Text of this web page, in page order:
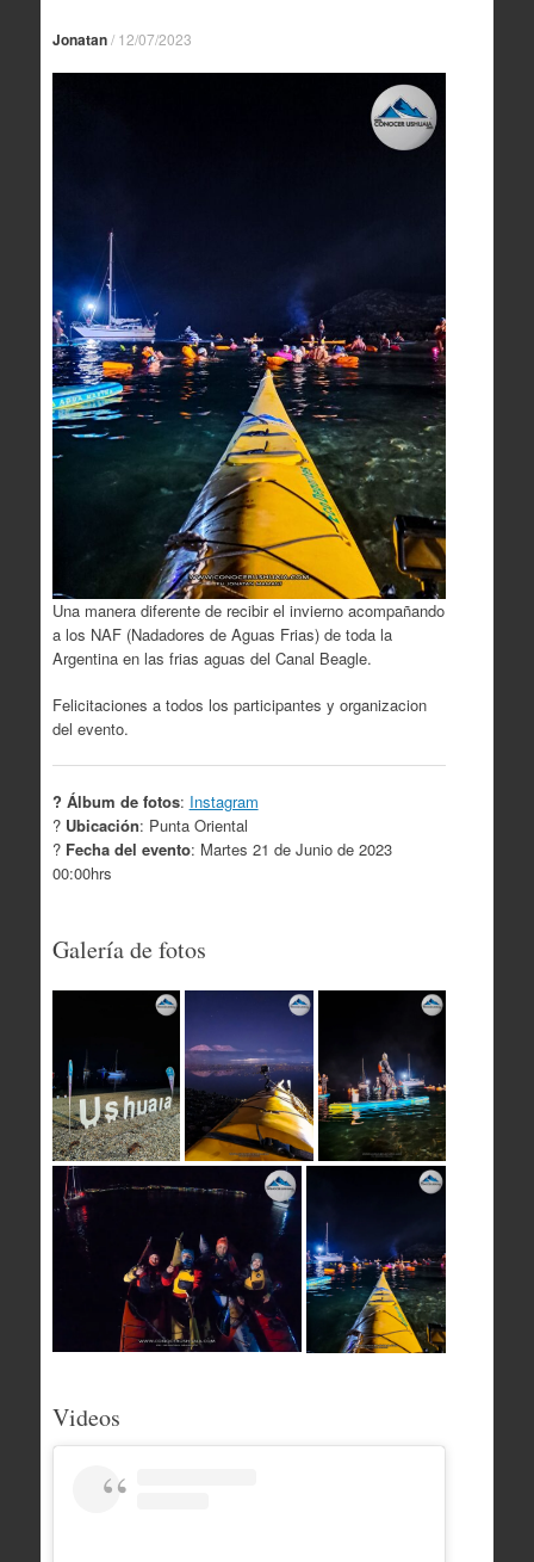
Jonatan/ 12/07/2023
Una manera diferente de recibir el invierno acompañando
a los NAF (Nadadores de Aguas Frias) de toda la
Argentina en las frias aguas del Canal Beagle.
Felicitaciones a todos los participantes y organizacion
del evento.
? Álbum de fotos: Instagram
? Ubicación: Punta Oriental
? Fecha del evento: Martes 21 de Junio de 2023
00:00hrs
Galería de fotos
Videos